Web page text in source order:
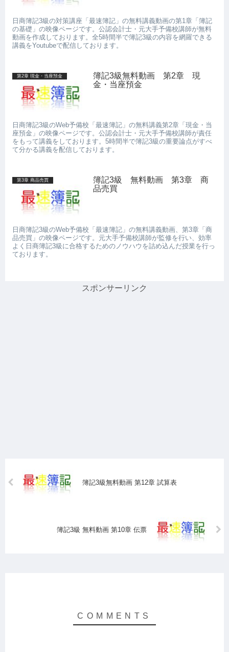
日商簿記3級の対策講座「最速簿記」の無料講義動画の第1章「簿記
の基礎」の映像ページです。公認会計士・元大手予備校講師が無料
動画を作成しております。全5時間半で簿記3級の内容を網羅できる
講義をYoutubeで配信しております。
第2章 現金・当座預金
簿記3級無料動画 第2章 現
金・当座預金
日商簿記3級のWeb予備校「最速簿記」の無料講義第2章「現金・当
座預金」の映像ページです。公認会計士・元大手予備校講師が責任
をもって講義をしております。5時間半で簿記3級の重要論点がすべ
て分かる講義を配信しております。
第3章 商品売買
簿記3級 無料動画 第3章 商
品売買
日商簿記3級のWeb予備校「最速簿記」の無料講義動画、第3章「商
品売買」の映像ページです。元大手予備校講師が監修を行い、効率
よく日商簿記3級に合格するためのノウハウを詰め込んだ授業を行っ
ております。
スポンサーリンク
簿記3級無料動画 第12章 試算表
簿記3級 無料動画 第10章 伝票